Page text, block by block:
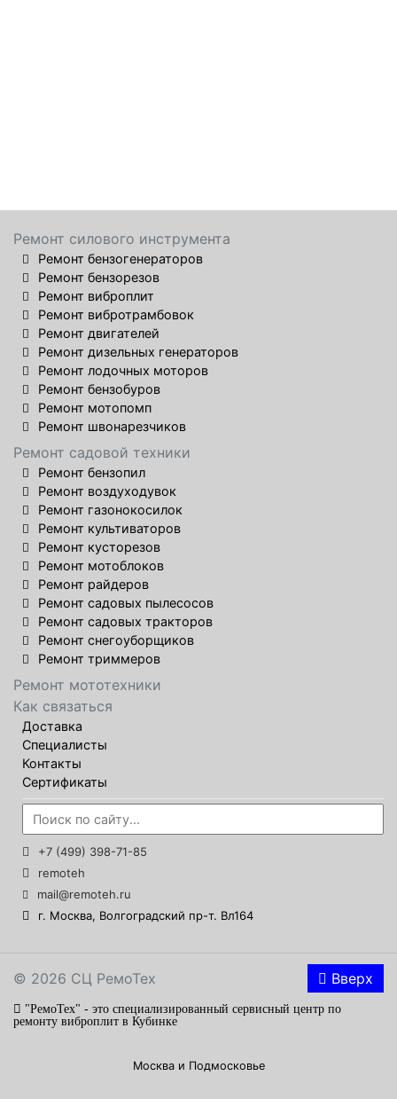
Ремонт силового инструмента
Ремонт бензогенераторов
Ремонт бензорезов
Ремонт виброплит
Ремонт вибротрамбовок
Ремонт двигателей
Ремонт дизельных генераторов
Ремонт лодочных моторов
Ремонт бензобуров
Ремонт мотопомп
Ремонт швонарезчиков
Ремонт садовой техники
Ремонт бензопил
Ремонт воздуходувок
Ремонт газонокосилок
Ремонт культиваторов
Ремонт кусторезов
Ремонт мотоблоков
Ремонт райдеров
Ремонт садовых пылесосов
Ремонт садовых тракторов
Ремонт снегоуборщиков
Ремонт триммеров
Ремонт мототехники
Как связаться
Доставка
Специалисты
Контакты
Сертификаты
+7 (499) 398-71-85
remoteh
mail@remoteh.ru
г. Москва, Волгоградский пр-т. Вл164
© 2026 СЦ РемоТех Вверх
"РемоТех" - это специализированный сервисный центр по
ремонту виброплит в Кубинке
Москва и Подмосковье